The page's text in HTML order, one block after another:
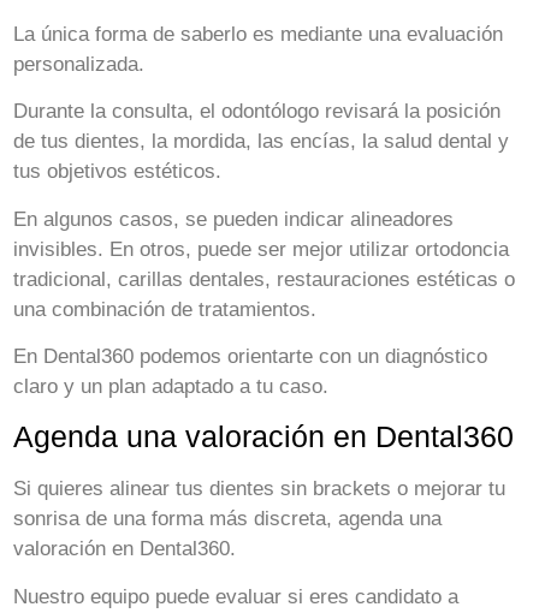
La única forma de saberlo es mediante una evaluación
personalizada.
Durante la consulta, el odontólogo revisará la posición
de tus dientes, la mordida, las encías, la salud dental y
tus objetivos estéticos.
En algunos casos, se pueden indicar alineadores
invisibles. En otros, puede ser mejor utilizar ortodoncia
tradicional, carillas dentales, restauraciones estéticas o
una combinación de tratamientos.
En Dental360 podemos orientarte con un diagnóstico
claro y un plan adaptado a tu caso.
Agenda una valoración en Dental360
Si quieres alinear tus dientes sin brackets o mejorar tu
sonrisa de una forma más discreta, agenda una
valoración en Dental360.
Nuestro equipo puede evaluar si eres candidato a